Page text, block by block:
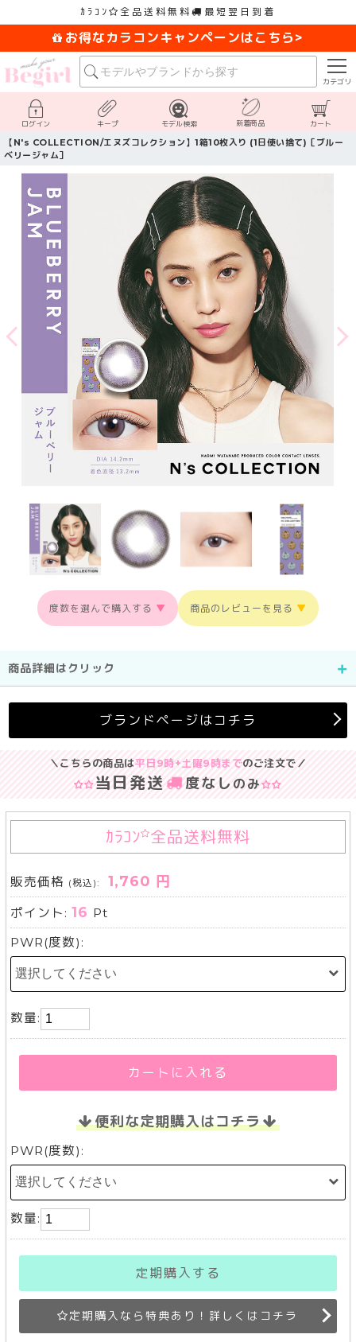
ｶﾗｺﾝ 全品送料無料 最短翌日到着
お得なカラコンキャンペーンはこちら>
カテゴリ
ログイン キープ モデル検索 新着商品 カート
【N's COLLECTION/エヌズコレクション】1箱10枚入り (1日使い捨て)［ブルー
ベリージャム］
度数を選んで購入する ▼ 商品のレビューを見る ▼
商品詳細はクリック
ブランドページはコチラ
＼こちらの商品は平日9時+土曜9時までのご注文で／
当日発送 度なし のみ
ｶﾗｺﾝ 全品送料無料
販売価格 (税込): 1,760 円
ポイント:16 Pt
PWR(度数):
数量:
カートに入れる
便利な定期購入はコチラ
PWR(度数):
数量:
定期購入する
定期購入なら特典あり！詳しくはコチラ